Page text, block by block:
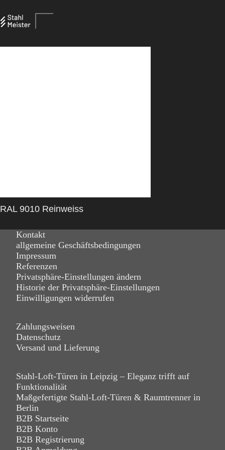
RAL 9010 Reinweiss
Kontakt
allgemeine Geschäftsbedingungen
Impressum
Referenzen
Privatsphäre-Einstellungen ändern
Historie der Privatsphäre-Einstellungen
Einwilligungen widerrufen
Zahlungsweisen
Datenschutz
Versand und Lieferung
Stahl-Loft-Türen in Leipzig – Eleganz trifft auf
Funktionalität
Maßgefertigte Stahl-Loft-Türen & Raumtrenner in
Berlin
B2B Startseite
B2B Konto
B2B Registrierung